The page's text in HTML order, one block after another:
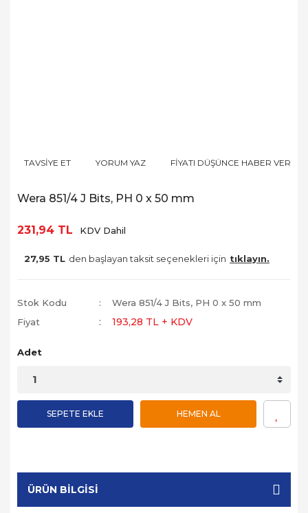
TAVSİYE ET YORUM YAZ FİYATI DÜŞÜNCE HABER VER
Wera 851/4 J Bits, PH 0 x 50 mm
231,94 TL KDV Dahil
27,95 TL den başlayan taksit seçenekleri için tıklayın.
Stok Kodu
Wera 851/4 J Bits, PH 0 x 50 mm
Fiyat
193,28 TL + KDV
Adet
SEPETE EKLE HEMEN AL
ÜRÜN BILGISI